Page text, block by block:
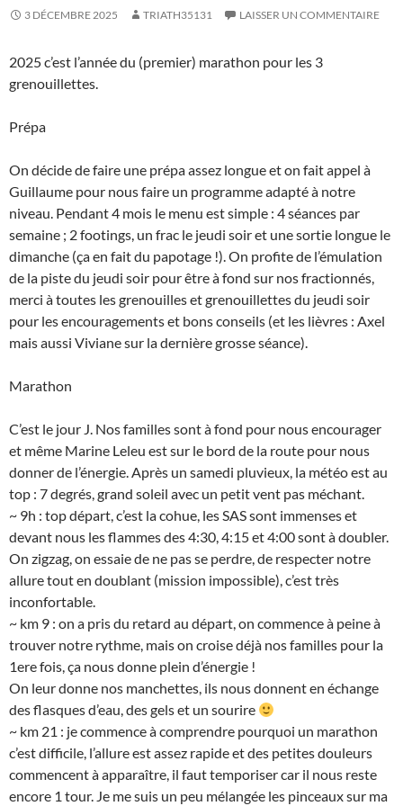
3 DÉCEMBRE 2025 TRIATH35131 LAISSER UN COMMENTAIRE
2025 c’est l’année du (premier) marathon pour les 3
grenouillettes.
Prépa
On décide de faire une prépa assez longue et on fait appel à
Guillaume pour nous faire un programme adapté à notre
niveau. Pendant 4 mois le menu est simple : 4 séances par
semaine ; 2 footings, un frac le jeudi soir et une sortie longue le
dimanche (ça en fait du papotage !). On profite de l’émulation
de la piste du jeudi soir pour être à fond sur nos fractionnés,
merci à toutes les grenouilles et grenouillettes du jeudi soir
pour les encouragements et bons conseils (et les lièvres : Axel
mais aussi Viviane sur la dernière grosse séance).
Marathon
C’est le jour J. Nos familles sont à fond pour nous encourager
et même Marine Leleu est sur le bord de la route pour nous
donner de l’énergie. Après un samedi pluvieux, la météo est au
top : 7 degrés, grand soleil avec un petit vent pas méchant.
~ 9h : top départ, c’est la cohue, les SAS sont immenses et
devant nous les flammes des 4:30, 4:15 et 4:00 sont à doubler.
On zigzag, on essaie de ne pas se perdre, de respecter notre
allure tout en doublant (mission impossible), c’est très
inconfortable.
~ km 9 : on a pris du retard au départ, on commence à peine à
trouver notre rythme, mais on croise déjà nos familles pour la
1ere fois, ça nous donne plein d’énergie !
On leur donne nos manchettes, ils nous donnent en échange
des flasques d’eau, des gels et un sourire
~ km 21 : je commence à comprendre pourquoi un marathon
c’est difficile, l’allure est assez rapide et des petites douleurs
commencent à apparaître, il faut temporiser car il nous reste
encore 1 tour. Je me suis un peu mélangée les pinceaux sur ma